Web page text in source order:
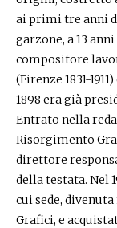
ai primi tre anni
garzone, a 13
compositore
(Firenze 1831-
1898 era già
Entrato nella
Risorgimento
direttore
della testata. Nel
cui sede,
Grafici, e